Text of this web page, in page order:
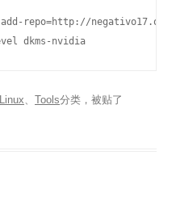
add-repo=http://
Linux Tools分类，被贴了